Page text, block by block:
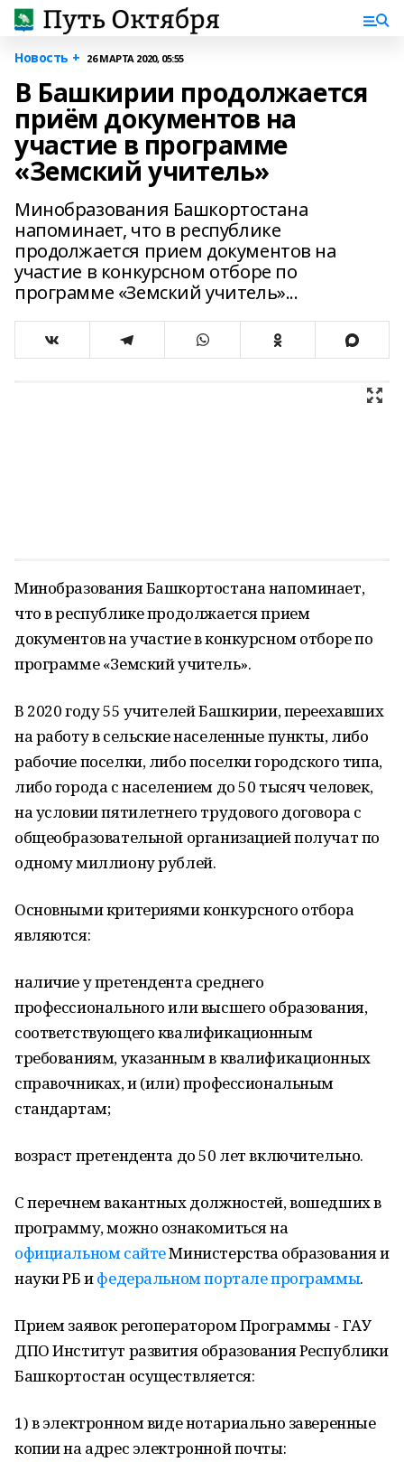
Новость + 26 МАРТА 2020, 05:55
В Башкирии продолжается
приём документов на
участие в программе
«Земский учитель»
Минобразования Башкортостана
напоминает, что в республике
продолжается прием документов на
участие в конкурсном отборе по
программе «Земский учитель»...
Минобразования Башкортостана напоминает,
что в республике продолжается прием
документов на участие в конкурсном отборе по
программе «Земский учитель».
В 2020 году 55 учителей Башкирии, переехавших
на работу в сельские населенные пункты, либо
рабочие поселки, либо поселки городского типа,
либо города с населением до 50 тысяч человек,
на условии пятилетнего трудового договора с
общеобразовательной организацией получат по
одному миллиону рублей.
Основными критериями конкурсного отбора
являются:
наличие у претендента среднего
профессионального или высшего образования,
соответствующего квалификационным
требованиям, указанным в квалификационных
справочниках, и (или) профессиональным
стандартам;
возраст претендента до 50 лет включительно.
С перечнем вакантных должностей, вошедших в
программу, можно ознакомиться на
официальном сайтеМинистерства образования и
науки РБ ифедеральном портале программы.
Прием заявок регоператором Программы - ГАУ
ДПО Институт развития образования Республики
Башкортостан осуществляется:
1) в электронном виде нотариально заверенные
копии на адрес электронной почты: